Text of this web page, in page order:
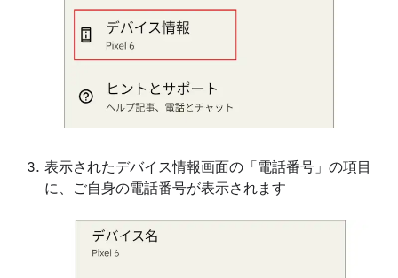
表示されたデバイス情報画面の「電話番号」の項目
に、ご自身の電話番号が表示されます